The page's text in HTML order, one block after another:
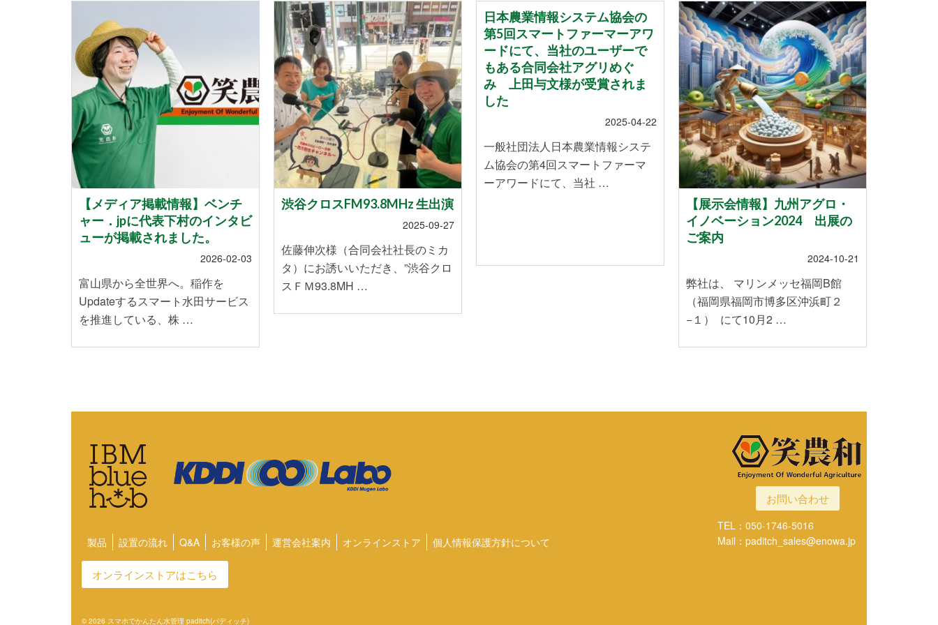
【メディア掲載情報】ベンチ
ャー．jpに代表下村のインタビ
ューが掲載されました。
2026-02-03
富山県から全世界へ。稲作を
Updateするスマート水田サービス
を推進している、株 …
渋谷クロスFM93.8MHz 生出演
2025-09-27
佐藤伸次様（合同会社社長のミカ
タ）にお誘いいただき、”渋谷クロ
スＦＭ93.8MH …
日本農業情報システム協会の
第5回スマートファーマーアワ
ードにて、当社のユーザーで
もある合同会社アグリめぐ
み 上田与文様が受賞されま
した
2025-04-22
一般社団法人日本農業情報システ
ム協会の第4回スマートファーマ
ーアワードにて、当社 …
【展示会情報】九州アグロ・
イノベーション2024 出展の
ご案内
2024-10-21
弊社は、 マリンメッセ福岡B館
（福岡県福岡市博多区沖浜町２
−１） にて10月2 …
製品 設置の流れ Q&A お客様の声 運営会社案内 オンラインストア 個人情報保護方針について
オンラインストアはこちら
お問い合わせ
TEL：050-1746-5016
Mail：paditch_sales@enowa.jp
© 2026 スマホでかんたん水管理 paditch(パディッチ)